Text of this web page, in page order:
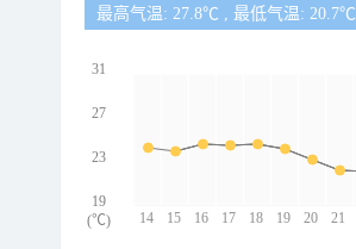
最高气温: 27.8℃ , 最低气温: 20.7℃
14 15 16 17 18 19 20 21
31
27
23
19
(℃)